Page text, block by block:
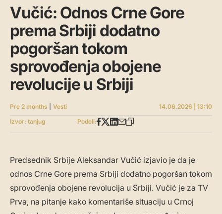
Vučić: Odnos Crne Gore
prema Srbiji dodatno
pogoršan tokom
sprovođenja obojene
revolucije u Srbiji
Pre 2 months Vesti
14.06.2026 | 13:10
Izvor: tanjug
Podeli:
Predsednik Srbije Aleksandar Vučić izjavio je da je
odnos Crne Gore prema Srbiji dodatno pogoršan tokom
sprovođenja obojene revolucija u Srbiji. Vučić je za TV
Prva, na pitanje kako komentariše situaciju u Crnoj